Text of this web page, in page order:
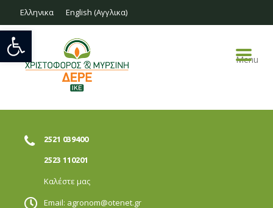
Ανοίξτε τη γραμμή εργαλείων
Ελληνικα English (Αγγλικα)
Menu
2521 039400
2523 110201
Καλέστε μας
Email: agronom@otenet.gr